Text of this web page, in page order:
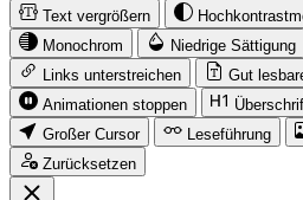
Text vergrößern
Monochrom
Niedrige Sättigung
Links unterstreichen
Gut
Animationen stoppen
Großer Cursor
Leseführung
Zurücksetzen